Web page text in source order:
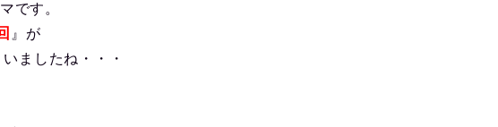
です。
』が
ましたね・・・